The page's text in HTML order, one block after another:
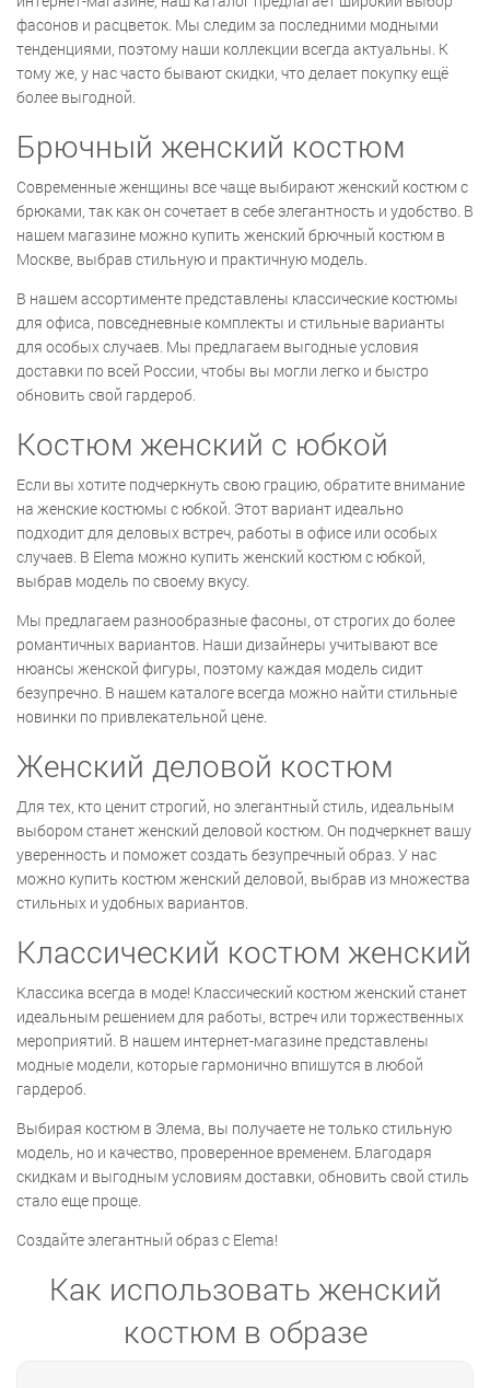
фасонов и расцветок. Мы следим за последними модными
тенденциями, поэтому наши коллекции всегда актуальны. К
тому же, у нас часто бывают скидки, что делает покупку ещё
более выгодной.
Брючный женский костюм
Современные женщины все чаще выбирают женский костюм с
брюками, так как он сочетает в себе элегантность и удобство. В
нашем магазине можно купить женский брючный костюм в
Москве, выбрав стильную и практичную модель.
В нашем ассортименте представлены классические костюмы
для офиса, повседневные комплекты и стильные варианты
для особых случаев. Мы предлагаем выгодные условия
доставки по всей России, чтобы вы могли легко и быстро
обновить свой гардероб.
Костюм женский с юбкой
Если вы хотите подчеркнуть свою грацию, обратите внимание
на женские костюмы с юбкой. Этот вариант идеально
подходит для деловых встреч, работы в офисе или особых
случаев. В Elema можно купить женский костюм с юбкой,
выбрав модель по своему вкусу.
Мы предлагаем разнообразные фасоны, от строгих до более
романтичных вариантов. Наши дизайнеры учитывают все
нюансы женской фигуры, поэтому каждая модель сидит
безупречно. В нашем каталоге всегда можно найти стильные
новинки по привлекательной цене.
Женский деловой костюм
Для тех, кто ценит строгий, но элегантный стиль, идеальным
выбором станет женский деловой костюм. Он подчеркнет вашу
уверенность и поможет создать безупречный образ. У нас
можно купить костюм женский деловой, выбрав из множества
стильных и удобных вариантов.
Классический костюм женский
Классика всегда в моде! Классический костюм женский станет
идеальным решением для работы, встреч или торжественных
мероприятий. В нашем интернет-магазине представлены
модные модели, которые гармонично впишутся в любой
гардероб.
Выбирая костюм в Элема, вы получаете не только стильную
модель, но и качество, проверенное временем. Благодаря
скидкам и выгодным условиям доставки, обновить свой стиль
стало еще проще.
Создайте элегантный образ с Elema!
Как использовать женский
костюм в образе